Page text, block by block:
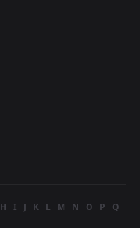
H I J K L M N O P
Q